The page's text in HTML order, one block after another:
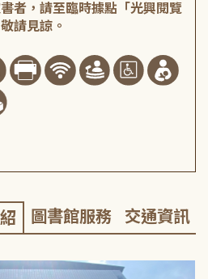
者，請至臨時據點「光興閱覽
請見諒。
圖書館服務 交通資訊